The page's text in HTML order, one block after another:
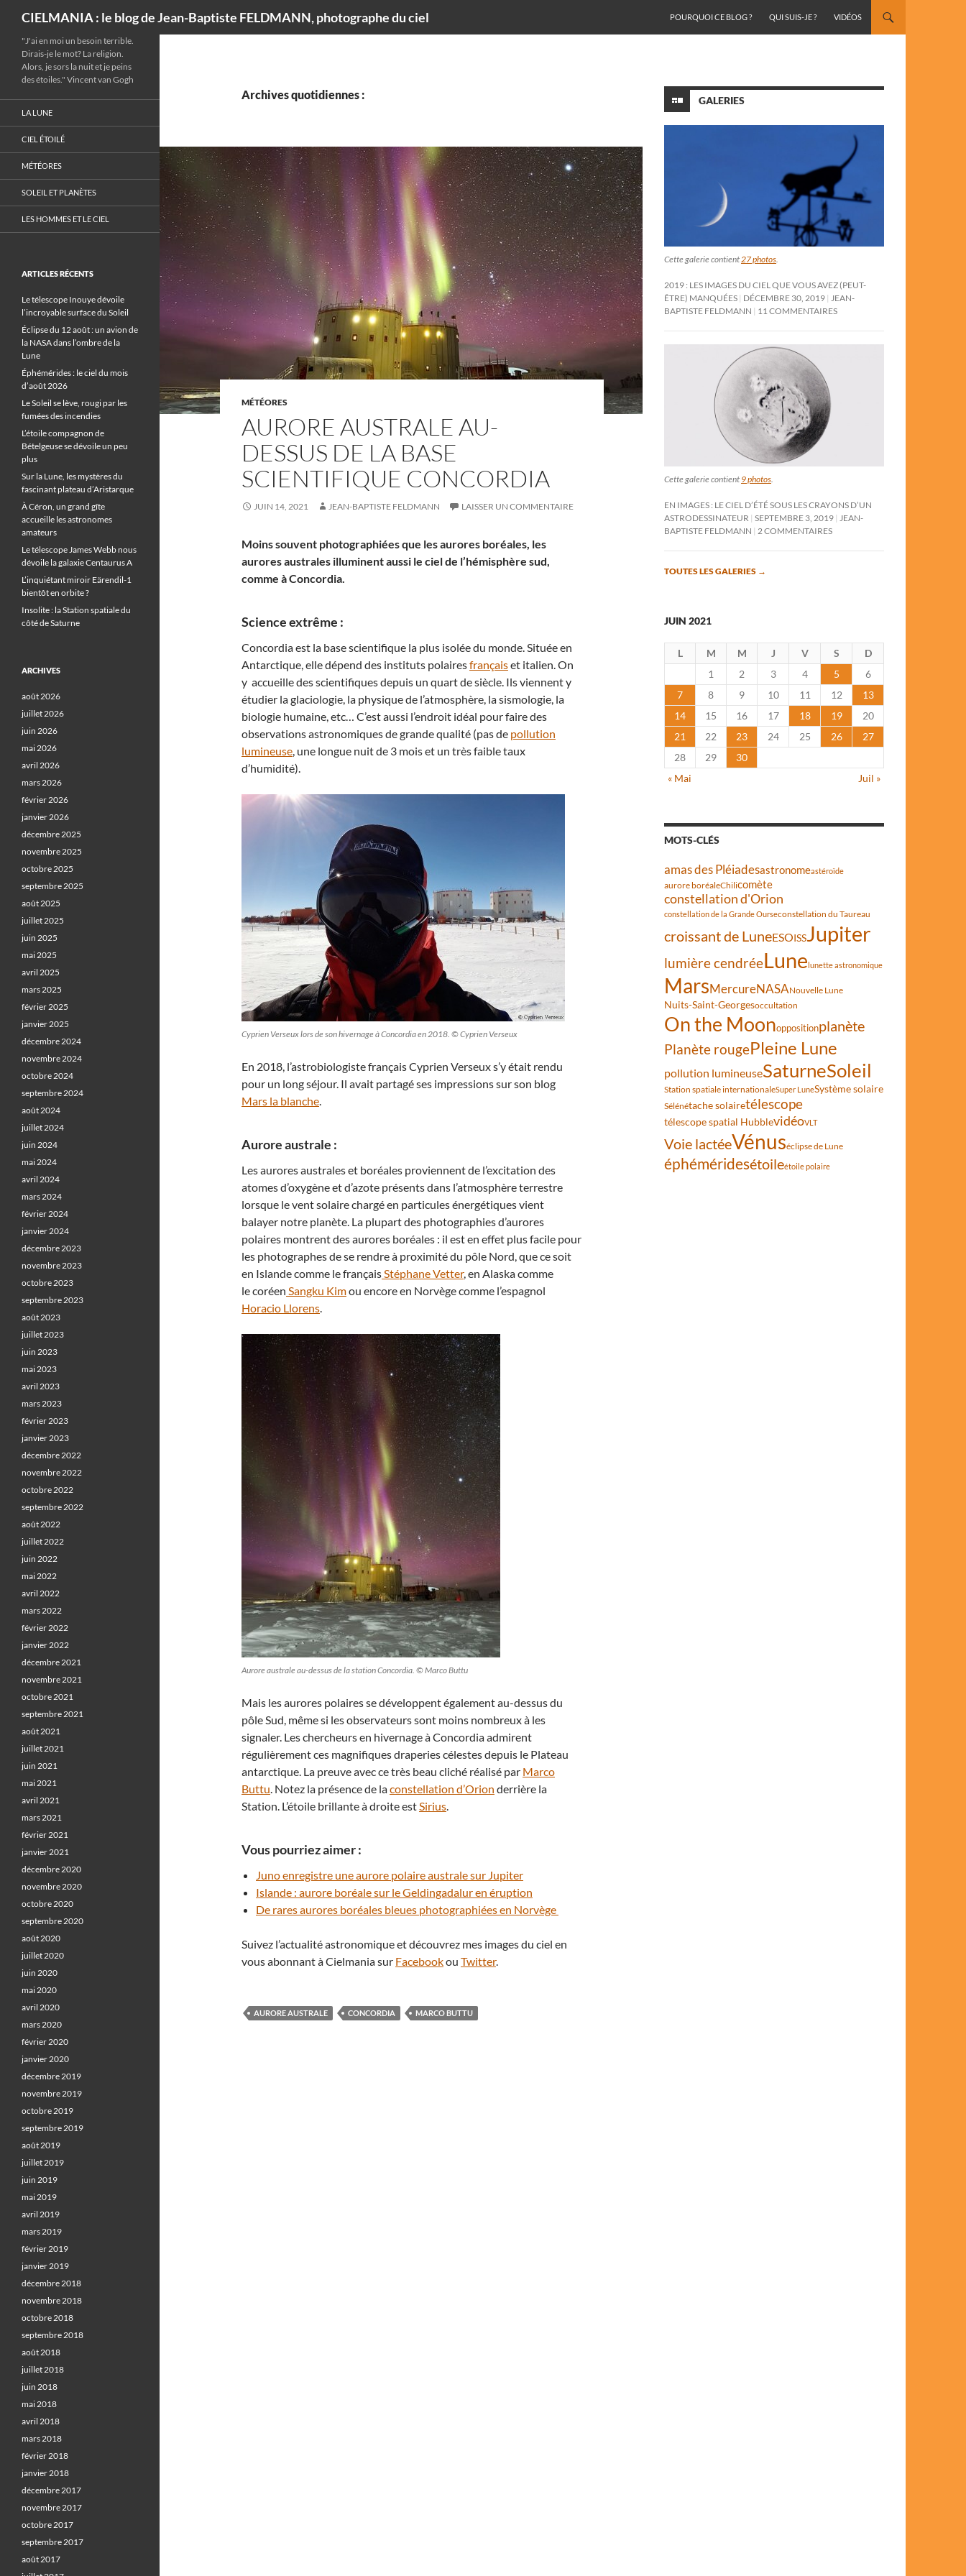
CIELMANIA : le blog de Jean-Baptiste FELDMANN, photographe du ciel
POURQUOI CE BLOG ?
QUI SUIS-JE ? VIDÉOS
Archives quotidiennes :
MÉTÉORES
AURORE AUSTRALE AU-
DESSUS DE LA BASE
SCIENTIFIQUE CONCORDIA
JUIN 14, 2021 JEAN-BAPTISTE FELDMANN LAISSER UN COMMENTAIRE
Moins souvent photographiées que les aurores boréales, les
aurores australes illuminent aussi le ciel de l’hémisphère sud,
comme à Concordia.
Science extrême :
Concordia est la base scientifique la plus isolée du monde. Située en
Antarctique, elle dépend des instituts polairesfrançaiset italien. On
y accueille des scientifiques depuis un quart de siècle. Ils viennent y
étudier la glaciologie, la physique de l’atmosphère, la sismologie, la
biologie humaine, etc… C’est aussi l’endroit idéal pour faire des
observations astronomiques de grande qualité (pas de pollution
lumineuse, une longue nuit de 3 mois et un très faible taux
d’humidité).
Cyprien Verseux lors de son hivernage à Concordia en 2018. © Cyprien Verseux
En 2018, l’astrobiologiste français Cyprien Verseux s’y était rendu
pour un long séjour. Il avait partagé ses impressions sur son blog
Mars la blanche.
Aurore australe :
Les aurores australes et boréales proviennent de l’excitation des
atomes d’oxygène et d’azote présents dans l’atmosphère terrestre
lorsque le vent solaire chargé en particules énergétiques vient
balayer notre planète. La plupart des photographies d’aurores
polaires montrent des aurores boréales : il est en effet plus facile pour
les photographes de se rendre à proximité du pôle Nord, que ce soit
en Islande comme le françaisStéphane Vetter, en Alaska comme
le coréen Sangku Kimou encore en Norvège comme l’espagnol
Horacio Llorens.
Aurore australe au-dessus de la station Concordia. © Marco Buttu
Mais les aurores polaires se développent également au-dessus du
pôle Sud, même si les observateurs sont moins nombreux à les
signaler. Les chercheurs en hivernage à Concordia admirent
régulièrement ces magnifiques draperies célestes depuis le Plateau
antarctique. La preuve avec ce très beau cliché réalisé par Marco
Buttu. Notez la présence de laconstellation d’Orion derrière la
Station. L’étoile brillante à droite estSirius.
Vous pourriez aimer :
Juno enregistre une aurore polaire australe sur Jupiter
Islande : aurore boréale sur le Geldingadalur en éruption
De rares aurores boréales bleues photographiées en Norvège
Suivez l’actualité astronomique et découvrez mes images du ciel en
vous abonnant à Cielmania sur Facebookou Twitter.
AURORE AUSTRALE CONCORDIA MARCO BUTTU
GALERIES
Cette galerie contient27 photos.
2019 : LES IMAGES DU CIEL QUE VOUS AVEZ (PEUT-
ÊTRE) MANQUÉES DÉCEMBRE 30, 2019 JEAN-
BAPTISTE FELDMANN
11 COMMENTAIRES
Cette galerie contient 9 photos
EN IMAGES : LE CIEL D’ÉTÉ SOUS LES CRAYONS D’UN
ASTRODESSINATEUR SEPTEMBRE 3, 2019
JEAN-
BAPTISTE FELDMANN
2 COMMENTAIRES
TOUTES LES GALERIES →
JUIN 2021
L M M J V S
D
1
2 3 4 5
6
7
8 9 10 11 12
13
14
15 16 17 18 19
20
21
22 23 24 25 26
27
28
29
30
« Mai
Juil »
MOTS-CLÉS
amas des Pléiadesastronomeastéroïde
aurore boréaleChilicomète
constellation d'Orion
constellation de la Grande Ourseconstellation du Taureau
croissant de LuneESOISSJupiter
lumière cendréeLunelunette astronomique
MarsMercureNASANouvelle Lune
Nuits-Saint-Georgesoccultation
On the Moonoppositionplanète
Planète rougePleine Lune
pollution lumineuseSaturneSoleil
Station spatiale internationaleSuper LuneSystème solaire
Sélénétache solairetélescope
télescope spatial HubblevidéoVLT
Voie lactéeVénuséclipse de Lune
éphéméridesétoileétoile polaire
"J'ai en moi un besoin terrible.
Dirais-je le mot? La religion.
Alors, je sors la nuit et je peins
des étoiles." Vincent van Gogh
LA LUNE
CIEL ÉTOILÉ
MÉTÉORES
SOLEIL ET PLANÈTES
LES HOMMES ET LE CIEL
ARTICLES RÉCENTS
Le télescope Inouye dévoile
l’incroyable surface du Soleil
Éclipse du 12 août : un avion de
la NASA dans l’ombre de la
Lune
Éphémérides : le ciel du mois
d’août 2026
Le Soleil se lève, rougi par les
fumées des incendies
L’étoile compagnon de
Bételgeuse se dévoile un peu
plus
Sur la Lune, les mystères du
fascinant plateau d’Aristarque
À Céron, un grand gîte
accueille les astronomes
amateurs
Le télescope James Webb nous
dévoile la galaxie Centaurus A
L’inquiétant miroir Eärendil-1
bientôt en orbite ?
Insolite : la Station spatiale du
côté de Saturne
ARCHIVES
août 2026
juillet 2026
juin 2026
mai 2026
avril 2026
mars 2026
février 2026
janvier 2026
décembre 2025
novembre 2025
octobre 2025
septembre 2025
août 2025
juillet 2025
juin 2025
mai 2025
avril 2025
mars 2025
février 2025
janvier 2025
décembre 2024
novembre 2024
octobre 2024
septembre 2024
août 2024
juillet 2024
juin 2024
mai 2024
avril 2024
mars 2024
février 2024
janvier 2024
décembre 2023
novembre 2023
octobre 2023
septembre 2023
août 2023
juillet 2023
juin 2023
mai 2023
avril 2023
mars 2023
février 2023
janvier 2023
décembre 2022
novembre 2022
octobre 2022
septembre 2022
août 2022
juillet 2022
juin 2022
mai 2022
avril 2022
mars 2022
février 2022
janvier 2022
décembre 2021
novembre 2021
octobre 2021
septembre 2021
août 2021
juillet 2021
juin 2021
mai 2021
avril 2021
mars 2021
février 2021
janvier 2021
décembre 2020
novembre 2020
octobre 2020
septembre 2020
août 2020
juillet 2020
juin 2020
mai 2020
avril 2020
mars 2020
février 2020
janvier 2020
décembre 2019
novembre 2019
octobre 2019
septembre 2019
août 2019
juillet 2019
juin 2019
mai 2019
avril 2019
mars 2019
février 2019
janvier 2019
décembre 2018
novembre 2018
octobre 2018
septembre 2018
août 2018
juillet 2018
juin 2018
mai 2018
avril 2018
mars 2018
février 2018
janvier 2018
décembre 2017
novembre 2017
octobre 2017
septembre 2017
août 2017